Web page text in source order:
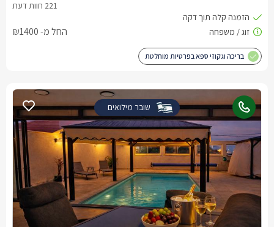
החל מ- ₪1400
בריכה וגקוזי ספא בפרטיות מוחלטת
שובר מילואים